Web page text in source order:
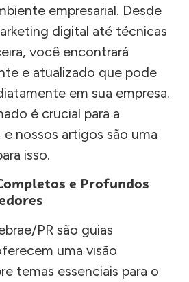
empresarial. Desde
digital até técnicas
você encontrará
e atualizado que pode
em sua empresa.
é crucial para a
nossos artigos são uma
isso.
e Profundos
PR são guias
uma visão
temas essenciais para o